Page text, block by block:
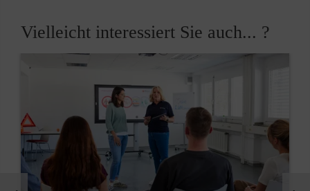
Vielleicht interessiert Sie auch... ?